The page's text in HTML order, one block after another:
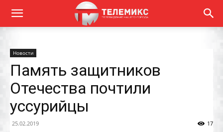
Новости
Память защитников
Отечества почтили
уссурийцы
25.02.2019 17